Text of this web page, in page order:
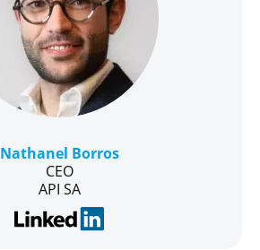
Nathanel Borros
CEO
API SA